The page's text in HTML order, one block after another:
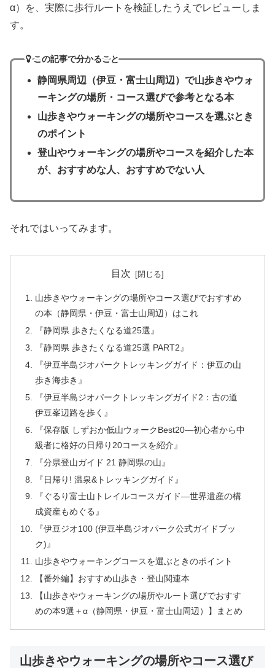
α）を、実際に歩行ルートを検証したうえでレビューしま
す。
この記事で分かること
静岡県周辺（伊豆・富士山周辺）で山歩きやウォ
ーキングの場所・コース選びで参考となる本
山歩きやウォーキングの場所やコースを選ぶとき
のポイント
登山やウォーキングの場所やコースを紹介した本
が、おすすめな人、おすすめでない人
それではいってみます。
目次
山歩きやウォーキングの場所やコース選びでおすすめ
の本（静岡県・伊豆・富士山周辺）はこれ
『静岡県 歩きたくなる道25選』
『静岡県 歩きたくなる道25選 PART2』
『伊豆半島ジオパークトレッキングガイド：伊豆の山
歩き海歩き』
『伊豆半島ジオパークトレッキングガイド2：古の道
伊豆峯辺路を歩く』
『保存版 しずおか低山ウォークBest20―初心者から中
級者に格好の日帰り20コースを紹介』
『分県登山ガイド 21 静岡県の山』
『日帰り! 温泉&トレッキングガイド』
『ぐるり富士山トレイルコースガイド―世界遺産の構
成資産もめぐる』
『伊豆ジオ100 (伊豆半島ジオパーク公式ガイドブッ
ク)』
山歩きやウォーキングコースを選ぶときのポイント
【番外編】おすすめ山歩き・登山関連本
【山歩きやウォーキングの場所やルート選びでおすす
めの本9選＋α（静岡県・伊豆・富士山周辺）】まとめ
山歩きやウォーキングの場所やコース選び